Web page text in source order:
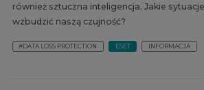
również sztuczna inteligencja. Jakie
wzbudzić naszą czujność?
#DATA LOSS PROTECTION ESET INFORMACJA